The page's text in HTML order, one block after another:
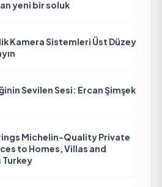
yeni bir soluk
Kamera Sistemleri Üst Düzey
Sevilen Sesi: Ercan Şimşek
Michelin-Quality Private
to Homes, Villas and
Turkey